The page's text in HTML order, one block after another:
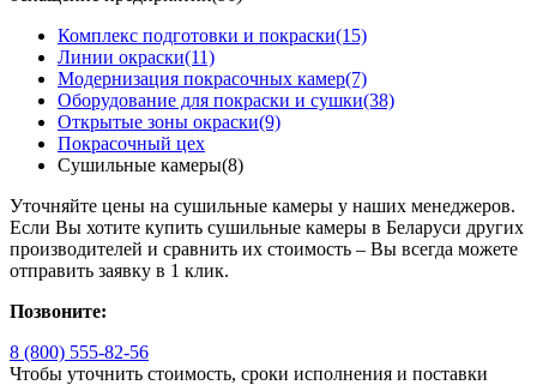
Комплекс подготовки и покраски(15)
Линии окраски(11)
Модернизация покрасочных камер(7)
Оборудование для покраски и сушки(38)
Открытые зоны окраски(9)
Покрасочный цех
Сушильные камеры(8)
Уточняйте цены на сушильные камеры у наших менеджеров.
Если Вы хотите купить сушильные камеры в Беларуси других
производителей и сравнить их стоимость – Вы всегда можете
отправить заявку в 1 клик.
Позвоните:
8 (800) 555-82-56
Чтобы уточнить стоимость, сроки исполнения и поставки